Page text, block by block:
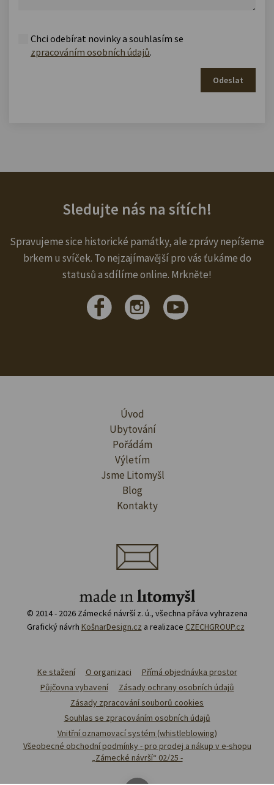
Chci odebírat novinky a souhlasím se
zpracováním osobních údajů.
Odeslat
Sledujte nás na sítích!
Spravujeme sice historické památky, ale zprávy nepíšeme
brkem u svíček. To nejzajímavější pro vás ťukáme do
statusů a sdílíme online. Mrkněte!
Úvod
Ubytování
Pořádám
Výletím
Jsme Litomyšl
Blog
Kontakty
© 2014 - 2026 Zámecké návrší z. ú., všechna přáva vyhrazena
Grafický návrh KošnarDesign.cz a realizace CZECHGROUP.cz
Ke stažení O organizaci
Přímá objednávka prostor
Půjčovna vybavení
Zásady ochrany osobních údajů
Zásady zpracování souborů cookies
Souhlas se zpracováním osobních údajů
Vnitřní oznamovací systém (whistleblowing)
Všeobecné obchodní podmínky - pro prodej a nákup v e-shopu
„Zámecké návrší“ 02/25 -